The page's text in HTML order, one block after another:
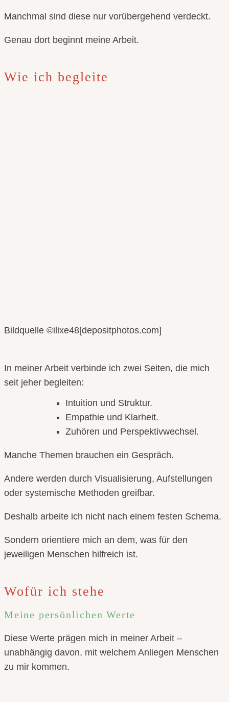
Manchmal sind diese nur vorübergehend verdeckt.
Genau dort beginnt meine Arbeit.
Wie ich begleite
Bildquelle ©ilixe48[depositphotos.com]
In meiner Arbeit verbinde ich zwei Seiten, die mich
seit jeher begleiten:
Intuition und Struktur.
Empathie und Klarheit.
Zuhören und Perspektivwechsel.
Manche Themen brauchen ein Gespräch.
Andere werden durch Visualisierung, Aufstellungen
oder systemische Methoden greifbar.
Deshalb arbeite ich nicht nach einem festen Schema.
Sondern orientiere mich an dem, was für den
jeweiligen Menschen hilfreich ist.
Wofür ich stehe
Meine persönlichen Werte
Diese Werte prägen mich in meiner Arbeit –
unabhängig davon, mit welchem Anliegen Menschen
zu mir kommen.